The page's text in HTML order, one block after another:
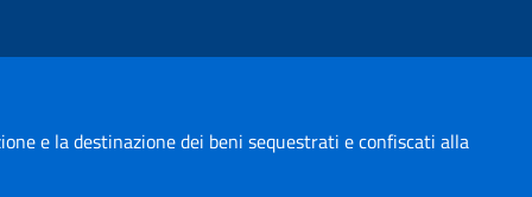
e la destinazione dei beni sequestrati e confiscati alla